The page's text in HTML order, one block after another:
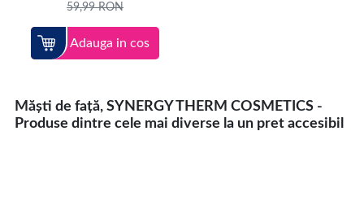
59,99RON
Adauga in cos
Măști de față, SYNERGY THERM COSMETICS -
Produse dintre cele mai diverse la un pret accesibil